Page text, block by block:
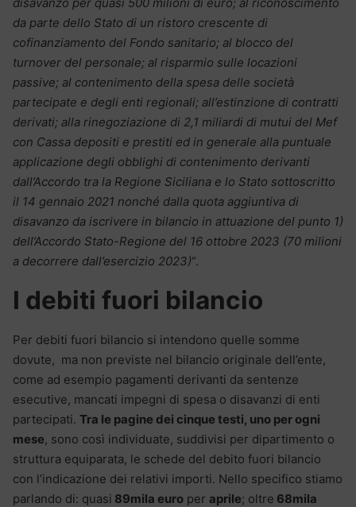
da parte dello Stato di un ristoro crescente di
cofinanziamento del Fondo sanitario; al blocco del
turnover del personale; al risparmio sulle locazioni
passive; al contenimento della spesa delle società
partecipate e degli enti regionali; all’estinzione di contratti
derivati; alla rinegoziazione di 2,1 miliardi di mutui del Mef
con Cassa depositi e prestiti ed in generale alla puntuale
applicazione degli obblighi di contenimento derivanti
dall’Accordo tra la Regione Siciliana e lo Stato sottoscritto
il 14 gennaio 2021 nonché dalla quota aggiuntiva di
disavanzo da iscrivere in bilancio in attuazione del punto 1)
dell’Accordo Stato-Regione del 16 ottobre 2023 (70 milioni
a decorrere dall’esercizio 2023)“.
I debiti fuori bilancio
Per debiti fuori bilancio si intendono quelle somme
dovute, ma non previste nel bilancio originale dell’ente,
come ad esempio pagamenti derivanti da sentenze
esecutive, mancati impegni di spesa o disavanzi di enti
partecipati. Tra le pagine dei cinque testi, uno per ogni
mese, sono così individuate, suddivisi per dipartimento o
struttura equiparata, le schede del debito fuori bilancio
con l’indicazione dei relativi importi. Nello specifico stiamo
parlando di: quasi 89mila euro per aprile; oltre 68mila